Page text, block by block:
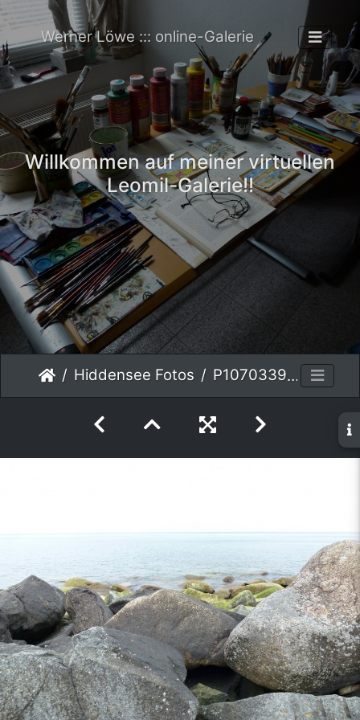
Werner Löwe ::: online-Galerie
Willkommen auf meiner virtuellen
Leomil-Galerie!!
Hiddensee Fotos P1070339